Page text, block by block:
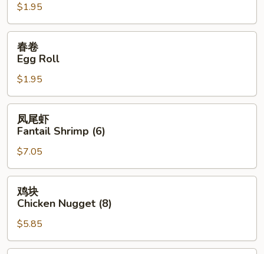
Spring
Roll
$1.95
Egg
Roll
春卷
Egg Roll
$1.95
Fantail
Shrimp
(6)
凤尾虾
Fantail Shrimp (6)
$7.05
Chicken
Nugget
(8)
鸡块
Chicken Nugget (8)
$5.85